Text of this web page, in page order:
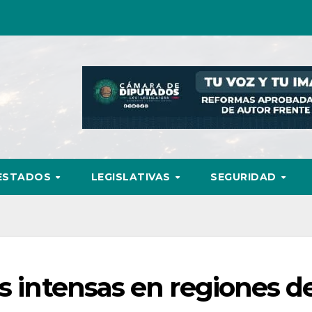
LEGISLATIVAS SEGURIDAD
intensas en regiones